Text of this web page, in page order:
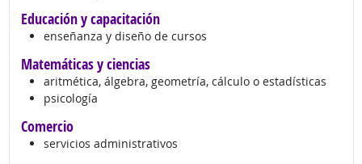
Educación y capacitación
enseñanza y diseño de cursos
Matemáticas y ciencias
aritmética, álgebra, geometría, cálculo o estadísticas
psicología
Comercio
servicios administrativos